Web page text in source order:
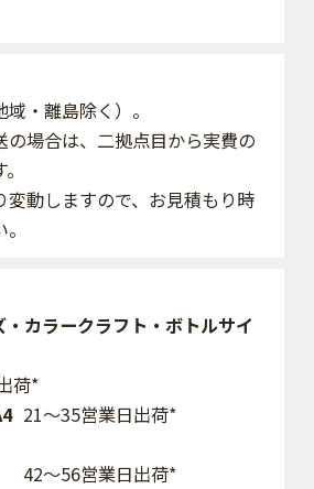
・離島除く）。
の場合は、二拠点目から実費の
変動しますので、お見積もり時
カラークラフト・ボトルサイ
荷*
21～35営業日出荷*
42〜56営業日出荷*